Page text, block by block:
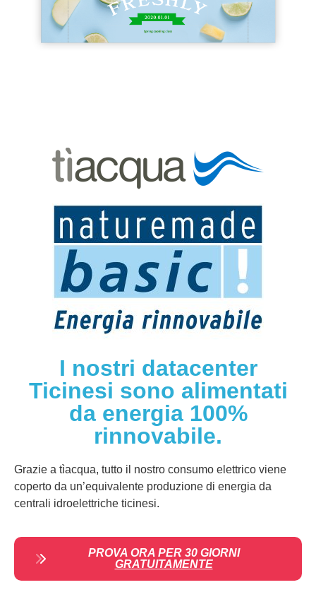
I nostri datacenter
Ticinesi sono alimentati
da energia 100%
rinnovabile.
Grazie a tìacqua, tutto il nostro consumo elettrico viene
coperto da un’equivalente produzione di energia da
centrali idroelettriche ticinesi.
PROVA ORA PER 30 GIORNI
GRATUITAMENTE